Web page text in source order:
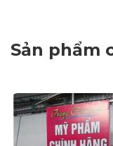
Sản phẩm